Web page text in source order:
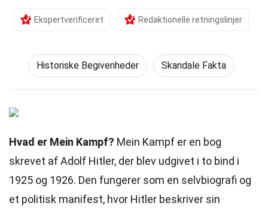
Ekspertverificeret Redaktionelle retningslinjer
Historiske Begivenheder Skandale Fakta
Hvad er Mein Kampf? Mein Kampf er en bog
skrevet af Adolf Hitler, der blev udgivet i to bind i
1925 og 1926. Den fungerer som en selvbiografi og
et politisk manifest, hvor Hitler beskriver sin